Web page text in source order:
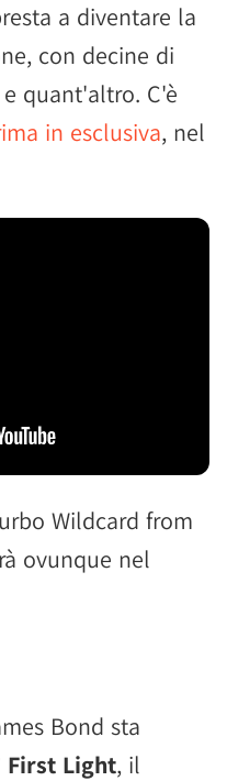
a diventare la
con decine di
quant'altro. C'è
in esclusiva, nel
Wildcard from
ovunque nel
Bond sta
First Light, il